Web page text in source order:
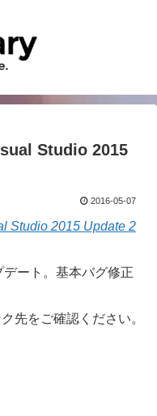
Studio 2015
2016-05-07
Studio 2015 Update 2
ート。基本バグ修正
先をご確認ください。